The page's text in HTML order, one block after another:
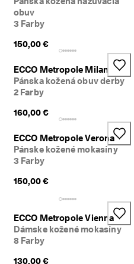
obuv
3 Farby
150,00 €
ECCO Metropole Milan
Pánska kožená obuv derby
2 Farby
160,00 €
ECCO Metropole Verona
Pánske kožené mokasíny
3 Farby
150,00 €
ECCO Metropole Vienna
Dámske kožené mokasíny
8 Farby
130,00 €